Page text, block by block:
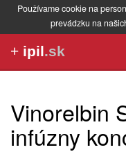
Používame cookie na
prevádzku na
+ ipil.sk
Vinorelbin
infúzny